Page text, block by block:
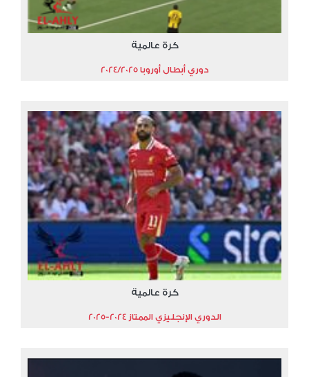
كرة عالمية
دوري أبطال أوروبا 2024/2025
كرة عالمية
الدوري الإنجليزي الممتاز 2024-2025